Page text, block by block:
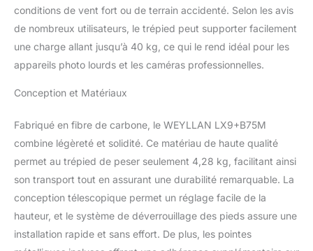
adaptateur de bol】ce
trépied en fibre de
carbone est livré avec un
adaptateur de bol
rétractable de 75 mm
nouvellement conçu
dont la poignée peut être
vers le bas, de sorte qu'il
peut être rapidement
commuté entre les
poignées longues et
courtes lors de
l'ajustement du niveau. il
conditions de vent fort ou de terrain accidenté. Selon les avis
de nombreux utilisateurs, le trépied peut supporter facilement
une charge allant jusqu’à 40 kg, ce qui le rend idéal pour les
appareils photo lourds et les caméras professionnelles.
Conception et Matériaux
Fabriqué en fibre de carbone, le WEYLLAN LX9+B75M
combine légèreté et solidité. Ce matériau de haute qualité
permet au trépied de peser seulement 4,28 kg, facilitant ainsi
son transport tout en assurant une durabilité remarquable. La
conception télescopique permet un réglage facile de la
hauteur, et le système de déverrouillage des pieds assure une
installation rapide et sans effort. De plus, les pointes